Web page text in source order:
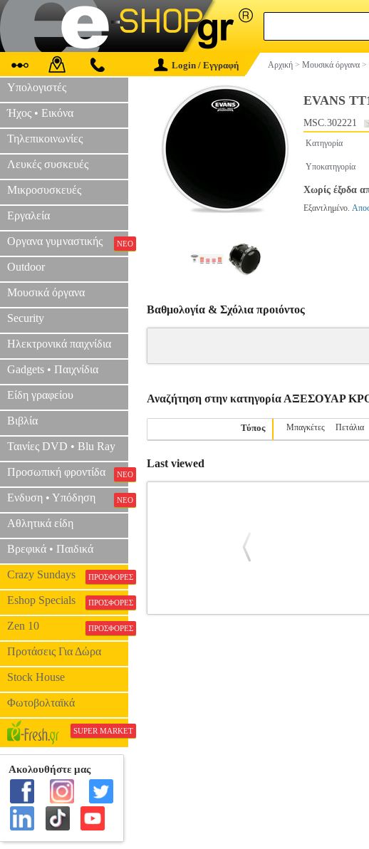
Login / Εγγραφή Αρχική > Μουσικά όργανα >
Υπολογιστές
Ήχος • Εικόνα
Τηλεπικοινωνίες
Λευκές συσκευές
Μικροσυσκευές
Εργαλεία
Οργανα γυμναστικής ΝΕΟ
Outdoor
Μουσικά όργανα
Security
Ηλεκτρονικά παιχνίδια
Gadgets • Παιχνίδια
Είδη γραφείου
Βιβλία
Ταινίες DVD • Blu Ray
Προσωπική φροντίδα ΝΕΟ
Ενδυση • Υπόδηση ΝΕΟ
Αθλητικά είδη
Βρεφικά • Παιδικά
Crazy Sundays ΠΡΟΣΦΟΡΕΣ
Eshop Specials ΠΡΟΣΦΟΡΕΣ
Zen 10 ΠΡΟΣΦΟΡΕΣ
Προτάσεις Για Δώρα
Stock House
Φωτοβολταϊκά
SUPER MARKET
EVANS
MSC.302221
Κατηγορία
Υποκατηγορία
Χωρίς έξοδα
Εξαντλημένο.
Βαθμολογία & Σχόλια προιόντος
Αναζήτηση στην κατηγορία ΑΞΕΣΟΥΑΡ
Τύπος Μπαγκέτες Πετάλια
Last viewed